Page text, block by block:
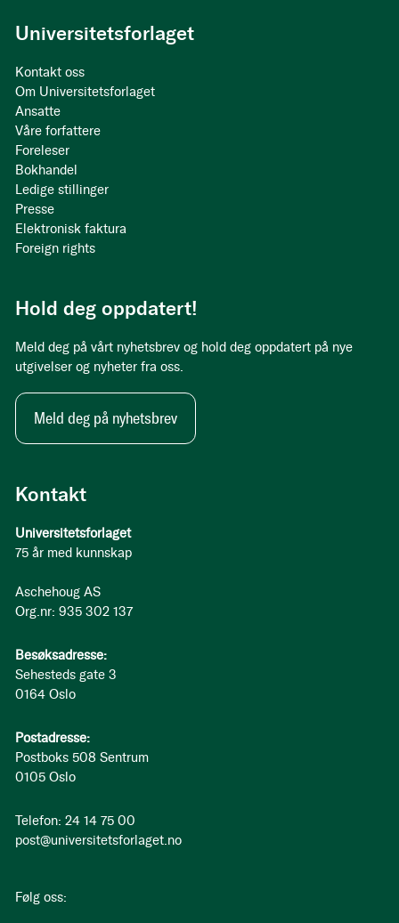
Kontakt
Universitetsforlaget
75 år med kunnskap
Aschehoug AS
Org.nr: 935 302 137
Besøksadresse:
Sehesteds gate 3
0164 Oslo
Postadresse:
Postboks 508 Sentrum
0105 Oslo
Telefon: 24 14 75 00
post@universitetsforlaget.no
Følg oss:
Universitetsforlaget
Kontakt oss
Om Universitetsforlaget
Ansatte
Våre forfattere
Foreleser
Bokhandel
Ledige stillinger
Presse
Elektronisk faktura
Foreign rights
Hold deg oppdatert!
Meld deg på vårt nyhetsbrev og hold deg oppdatert på nye
utgivelser og nyheter fra oss.
Meld deg på nyhetsbrev